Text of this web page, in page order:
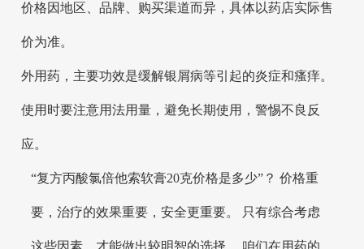
价格因地区、品牌、购买渠道而异，具体以药店实际售
价为准。
外用药，主要功效是缓解银屑病等引起的炎症和瘙痒。
使用时要注意用法用量，避免长期使用，警惕不良反
应。
“复方丙酸氯倍他索软膏20克价格是多少”？ 价格重
要，治疗的效果重要，安全更重要。 只有综合考虑